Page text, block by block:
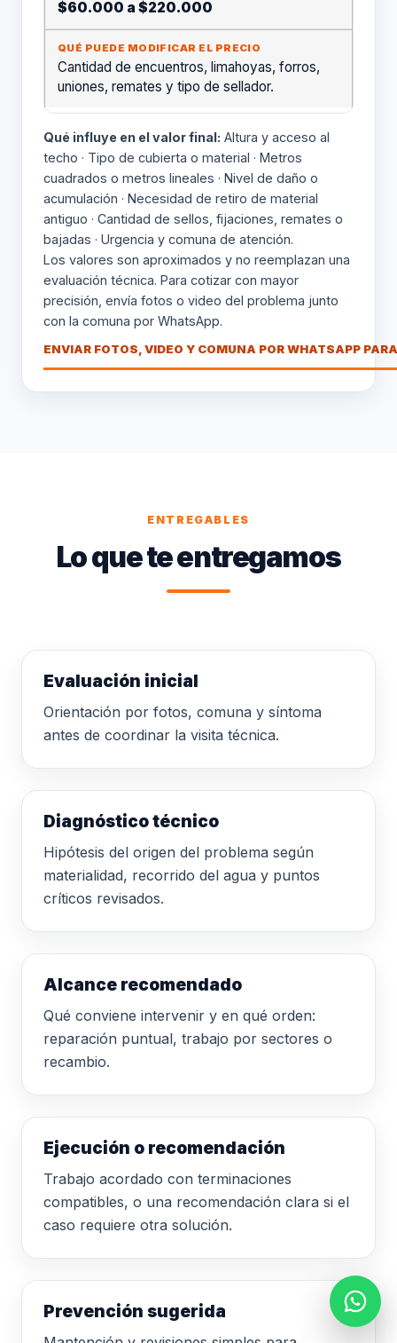
$60.000 a $220.000
Cantidad de encuentros, limahoyas, forros,
uniones, remates y tipo de sellador.
Qué influye en el valor final: Altura y acceso al
techo · Tipo de cubierta o material · Metros
cuadrados o metros lineales · Nivel de daño o
acumulación · Necesidad de retiro de material
antiguo · Cantidad de sellos, fijaciones, remates o
bajadas · Urgencia y comuna de atención.
Los valores son aproximados y no reemplazan una
evaluación técnica. Para cotizar con mayor
precisión, envía fotos o video del problema junto
con la comuna por WhatsApp.
ENVIAR FOTOS, VIDEO Y COMUNA POR WHATSAPP
ENTREGABLES
Lo que te entregamos
Evaluación inicial
Orientación por fotos, comuna y síntoma
antes de coordinar la visita técnica.
Diagnóstico técnico
Hipótesis del origen del problema según
materialidad, recorrido del agua y puntos
críticos revisados.
Alcance recomendado
Qué conviene intervenir y en qué orden:
reparación puntual, trabajo por sectores o
recambio.
Ejecución o recomendación
Trabajo acordado con terminaciones
compatibles, o una recomendación clara si el
caso requiere otra solución.
Prevención sugerida